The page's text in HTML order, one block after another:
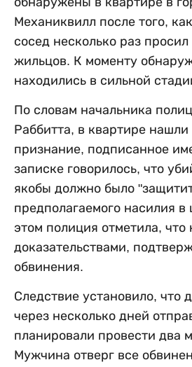
Механиквилл после того,
сосед несколько раз
жильцов. К моменту
находились в сильной
По словам начальника
Раббитта, в квартире
признание, подписанное
записке говорилось, что
якобы должно было
предполагаемого насилия
этом полиция отметила, что
доказательствами,
обвинения.
Следствие установило, что
через несколько дней
планировали провести два
Мужчина отверг все